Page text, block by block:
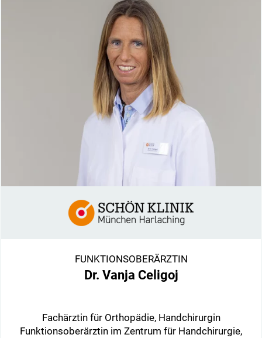
FUNKTIONSOBERÄRZTIN
Dr. Vanja Celigoj
Fachärztin für Orthopädie, Handchirurgin
Funktionsoberärztin im Zentrum für Handchirurgie,